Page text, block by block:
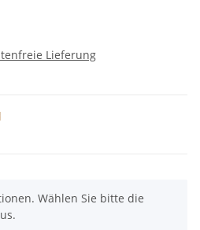
Lieferung
Wählen Sie bitte die